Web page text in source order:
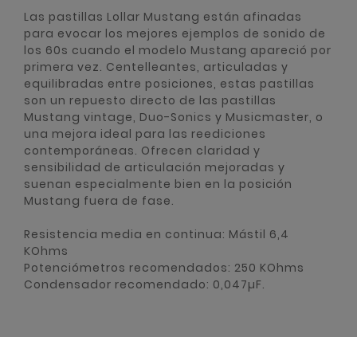
Las pastillas Lollar Mustang están afinadas
para evocar los mejores ejemplos de sonido de
los 60s cuando el modelo Mustang apareció por
primera vez. Centelleantes, articuladas y
equilibradas entre posiciones, estas pastillas
son un repuesto directo de las pastillas
Mustang vintage, Duo-Sonics y Musicmaster, o
una mejora ideal para las reediciones
contemporáneas. Ofrecen claridad y
sensibilidad de articulación mejoradas y
suenan especialmente bien en la posición
Mustang fuera de fase.
Resistencia media en continua: Mástil 6,4
KOhms
Potenciómetros recomendados: 250 KOhms
Condensador recomendado: 0,047µF.